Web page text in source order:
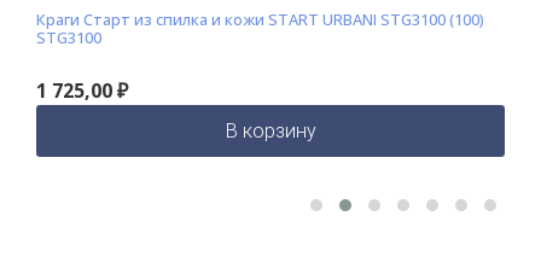
Краги Старт из спилка и кожи START DEFENDER STG1950 (50)
STG1950
2 105,00₽
В корзину